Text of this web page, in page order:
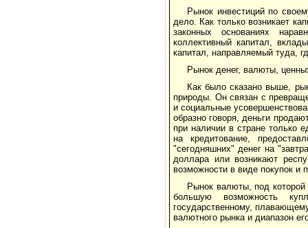
Рынок инвестиций по
дело. Как только возникает
законных основаниях
коллективный капитал,
капитал, направляемый туда,
Рынок денег, валюты,
Как было сказано выше,
природы. Он связан с
и социальные
образно говоря, деньги
при наличии в стране только
на кредитование,
"сегодняшних" денег на
доллара или возникают
возможности в виде покупок
Рынок валюты, под которой
большую возможность
государственному,
валютного рынка и диапазон